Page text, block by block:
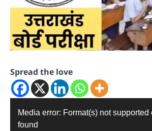
Spread the love
Player
Media error: Format(s) not supported
found